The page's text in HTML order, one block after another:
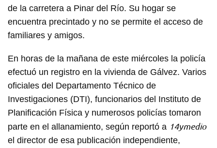
de la carretera a Pinar del Río. Su hogar se
encuentra precintado y no se permite el acceso de
familiares y amigos.
En horas de la mañana de este miércoles la policía
efectuó un registro en la vivienda de Gálvez. Varios
oficiales del Departamento Técnico de
Investigaciones (DTI), funcionarios del Instituto de
Planificación Física y numerosos policías tomaron
parte en el allanamiento, según reportó a 14ymedio
el director de esa publicación independiente,